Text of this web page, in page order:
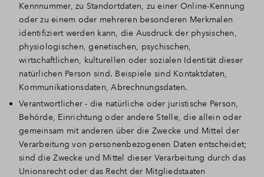
Kennnummer, zu Standortdaten, zu einer Online-Kennung
oder zu einem oder mehreren besonderen Merkmalen
identifiziert werden kann, die Ausdruck der physischen,
physiologischen, genetischen, psychischen,
wirtschaftlichen, kulturellen oder sozialen Identität dieser
natürlichen Person sind. Beispiele sind Kontaktdaten,
Kommunikationsdaten, Abrechnungsdaten.
Verantwortlicher - die natürliche oder juristische Person,
Behörde, Einrichtung oder andere Stelle, die allein oder
gemeinsam mit anderen über die Zwecke und Mittel der
Verarbeitung von personenbezogenen Daten entscheidet;
sind die Zwecke und Mittel dieser Verarbeitung durch das
Unionsrecht oder das Recht der Mitgliedstaaten